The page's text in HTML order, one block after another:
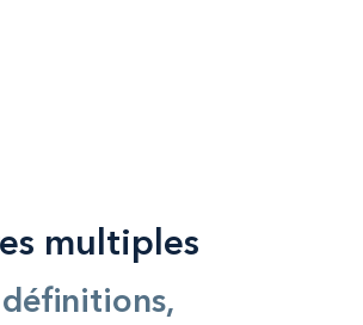
multiples
définitions,